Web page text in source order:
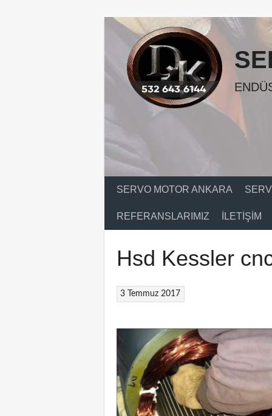
SERVO MOTOR ANKARA
REFERANSLARIMIZ İLETIŞIM
Hsd Kessler
3 Temmuz 2017